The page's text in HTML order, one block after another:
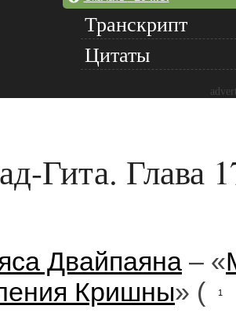
Транскрипт
Цитаты
Гита. Глава
Двайпаяна – «
Кришны» ( 1